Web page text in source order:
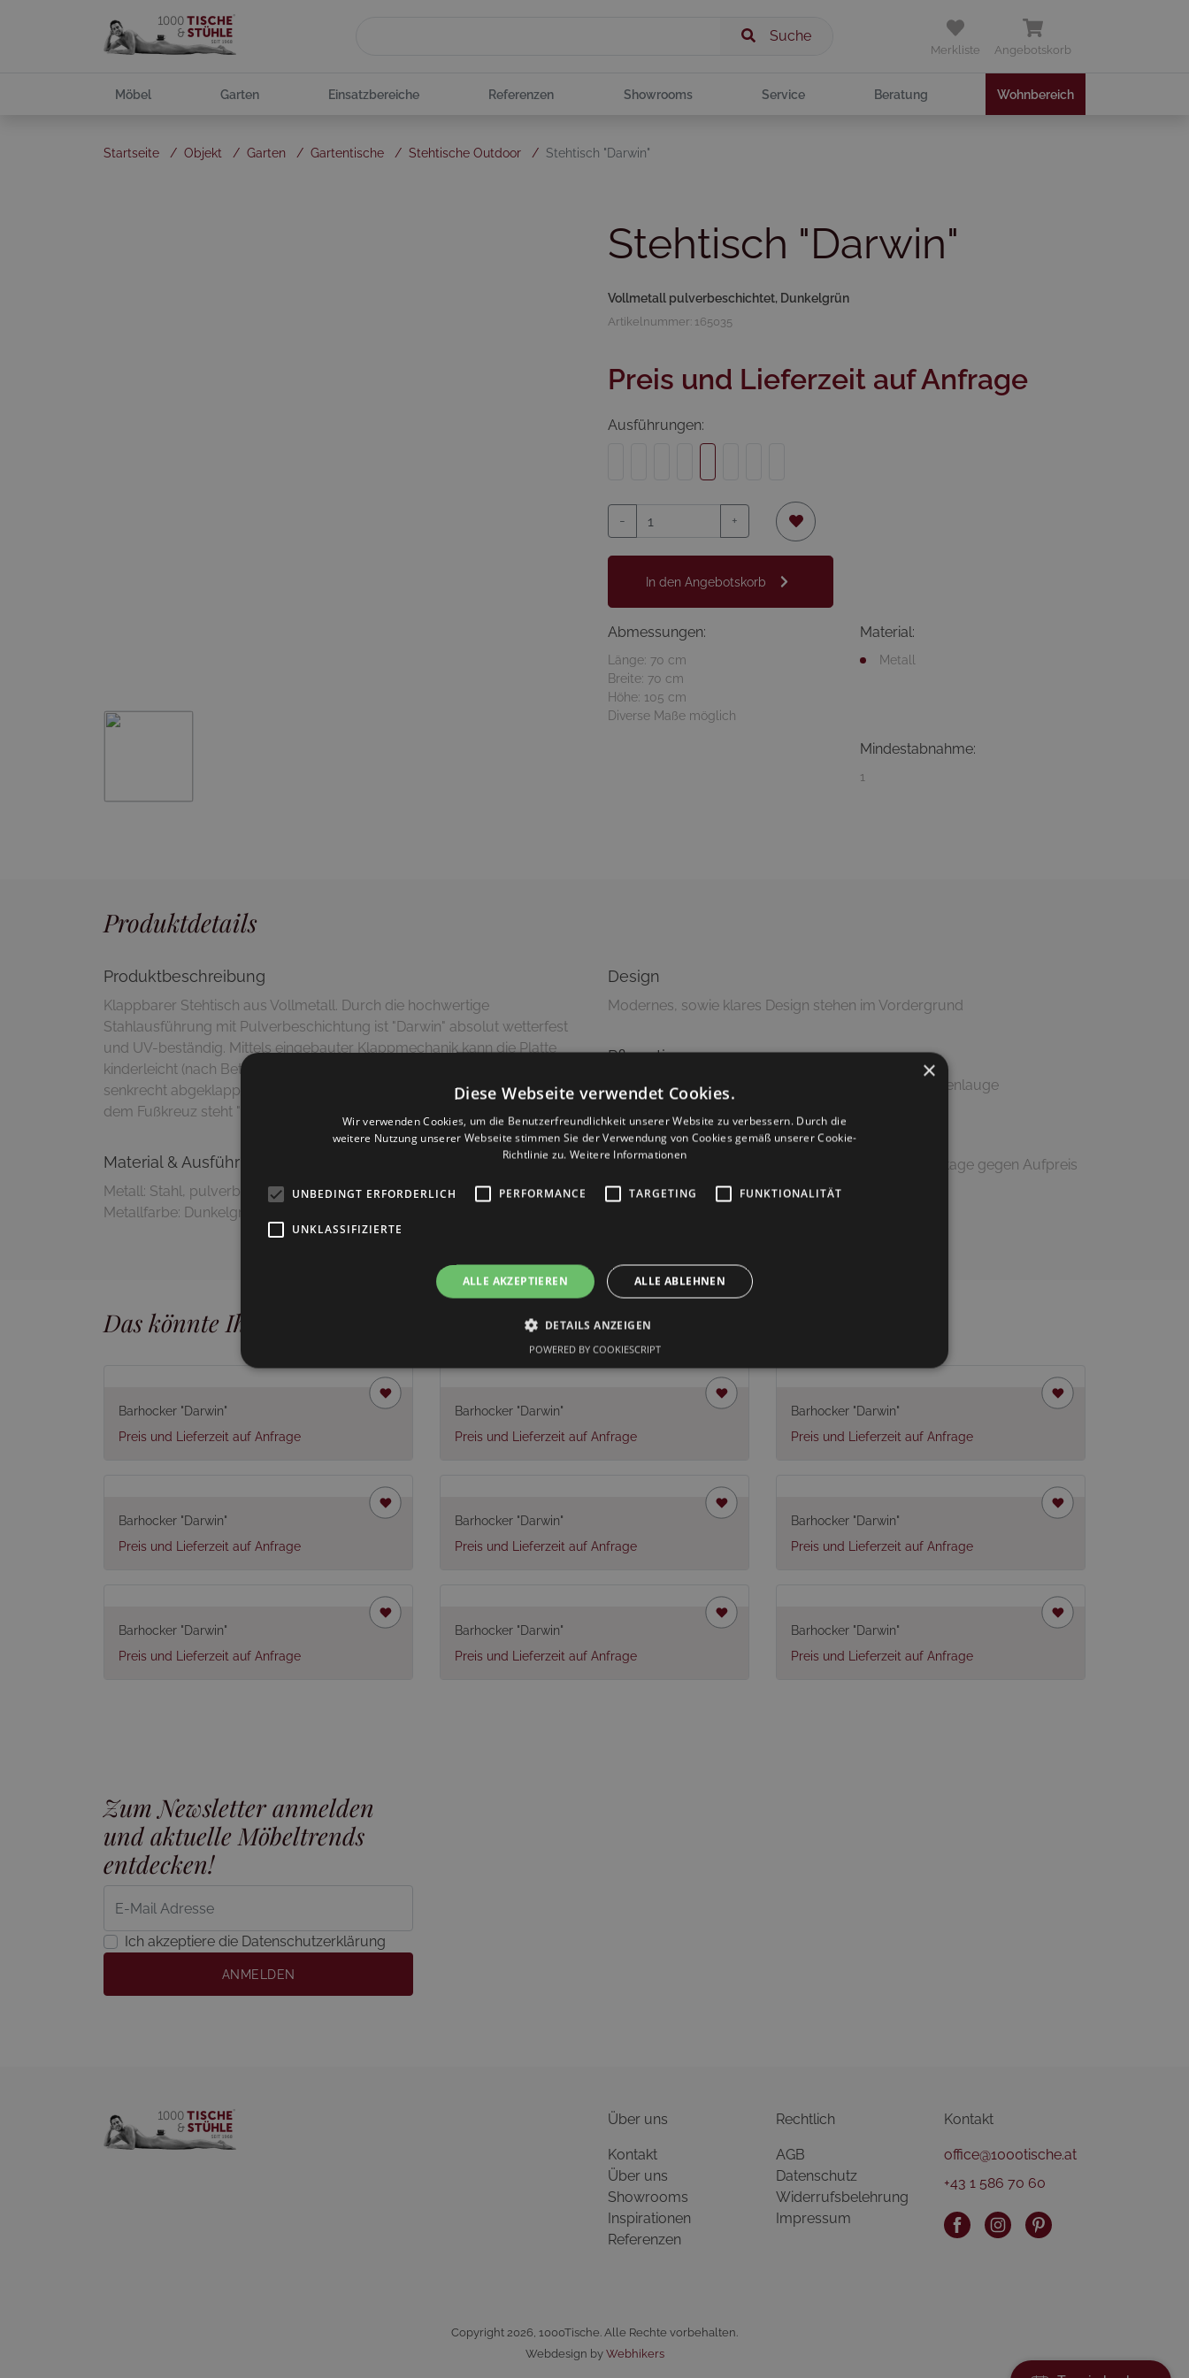
Merkliste Angebotskorb
Suche
Möbel Garten Einsatzbereiche Referenzen Showrooms Service Beratung Wohnbereich
Startseite / Objekt / Garten / Gartentische / Stehtische Outdoor / Stehtisch "Darwin"
Stehtisch "Darwin"
Vollmetall pulverbeschichtet, Dunkelgrün
Artikelnummer: 165035
Preis und Lieferzeit auf Anfrage
Ausführungen:
- +
In den Angebotskorb
Abmessungen:
Länge: 70 cm
Breite: 70 cm
Höhe: 105 cm
Diverse Maße möglich
Material:
Metall
Mindestabnahme:
1
Produktdetails
Produktbeschreibung
Klappbarer Stehtisch aus Vollmetall. Durch die hochwertige
Stahlausführung mit Pulverbeschichtung ist "Darwin" absolut wetterfest
und UV-beständig. Mittels eingebauter Klappmechanik kann die Platte
kinderleicht (nach Betätigung eines Hebels unter der Tischplatte)
senkrecht abgeklappt werden. Durch verstellbare Bodengleiter unter
dem Fußkreuz steht "Darwin" auch bei unebenen Böden wie eine 1!
Material & Ausführung
Metall: Stahl, pulverbeschichtet
Metallfarbe: Dunkelgrün, matt (75)
Design
Modernes, sowie klares Design stehen im Vordergrund
Pflegetipps
Reinigung mit feuchtem Putztuch und milder Seifenlauge
Versandinformationen
Dieser Artikel wird zerlegt geliefert (Lieferung & Montage gegen Aufpreis
möglich)
Das könnte Ihnen auch gefallen
Barhocker "Darwin"
Preis und Lieferzeit auf Anfrage
Barhocker "Darwin"
Preis und Lieferzeit auf Anfrage
Barhocker "Darwin"
Preis und Lieferzeit auf Anfrage
Barhocker "Darwin"
Preis und Lieferzeit auf Anfrage
Barhocker "Darwin"
Preis und Lieferzeit auf Anfrage
Barhocker "Darwin"
Preis und Lieferzeit auf Anfrage
Barhocker "Darwin"
Preis und Lieferzeit auf Anfrage
Barhocker "Darwin"
Preis und Lieferzeit auf Anfrage
Barhocker "Darwin"
Preis und Lieferzeit auf Anfrage
Zum Newsletter anmelden
und aktuelle Möbeltrends
entdecken!
Ich akzeptiere die Datenschutzerklärung
ANMELDEN
Über uns
Kontakt
Über uns
Showrooms
Inspirationen
Referenzen
Rechtlich
AGB
Datenschutz
Widerrufsbelehrung
Impressum
Kontakt
office@1000tische.at
+43 1 586 70 60
Copyright 2026, 1000Tische. Alle Rechte vorbehalten.
Webdesign by Webhikers
×
Diese Webseite verwendet Cookies.
Wir verwenden Cookies, um die Benutzerfreundlichkeit unserer Website zu verbessern. Durch die
weitere Nutzung unserer Webseite stimmen Sie der Verwendung von Cookies gemäß unserer Cookie-
Richtlinie zu.Weitere Informationen
UNBEDINGT ERFORDERLICH PERFORMANCE TARGETING FUNKTIONALITÄT
UNKLASSIFIZIERTE
ALLE AKZEPTIEREN ALLE ABLEHNEN
DETAILS ANZEIGEN
POWERED BY COOKIESCRIPT